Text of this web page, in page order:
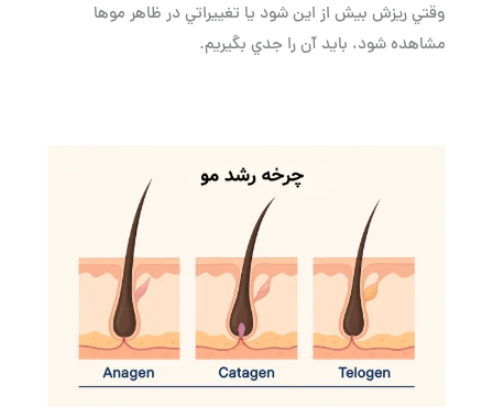
وقتي ريزش بيش از اين شود يا تغييراتي در ظاهر موها
مشاهده شود، بايد آن را جدي بگيريم.